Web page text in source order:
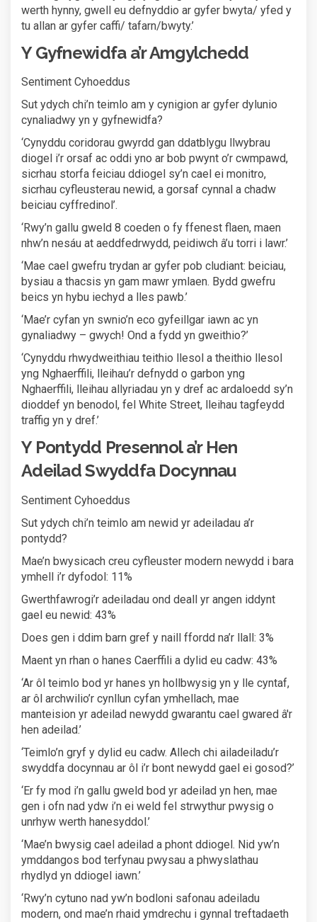
werth hynny, gwell eu defnyddio ar gyfer bwyta/ yfed y
tu allan ar gyfer caffi/ tafarn/bwyty.’
Y Gyfnewidfa a’r Amgylchedd
Sentiment Cyhoeddus
Sut ydych chi’n teimlo am y cynigion ar gyfer dylunio
cynaliadwy yn y gyfnewidfa?
‘Cynyddu coridorau gwyrdd gan ddatblygu llwybrau
diogel i’r orsaf ac oddi yno ar bob pwynt o’r cwmpawd,
sicrhau storfa feiciau ddiogel sy’n cael ei monitro,
sicrhau cyfleusterau newid, a gorsaf cynnal a chadw
beiciau cyffredinol’.
‘Rwy’n gallu gweld 8 coeden o fy ffenest flaen, maen
nhw’n nesáu at aeddfedrwydd, peidiwch â’u torri i lawr.’
‘Mae cael gwefru trydan ar gyfer pob cludiant: beiciau,
bysiau a thacsis yn gam mawr ymlaen. Bydd gwefru
beics yn hybu iechyd a lles pawb.’
‘Mae’r cyfan yn swnio’n eco gyfeillgar iawn ac yn
gynaliadwy – gwych! Ond a fydd yn gweithio?’
‘Cynyddu rhwydweithiau teithio llesol a theithio llesol
yng Nghaerffili, lleihau’r defnydd o garbon yng
Nghaerffili, lleihau allyriadau yn y dref ac ardaloedd sy’n
dioddef yn benodol, fel White Street, lleihau tagfeydd
traffig yn y dref.’
Y Pontydd Presennol a’r Hen
Adeilad Swyddfa Docynnau
Sentiment Cyhoeddus
Sut ydych chi’n teimlo am newid yr adeiladau a’r
pontydd?
Mae’n bwysicach creu cyfleuster modern newydd i bara
ymhell i’r dyfodol: 11%
Gwerthfawrogi’r adeiladau ond deall yr angen iddynt
gael eu newid: 43%
Does gen i ddim barn gref y naill ffordd na’r llall: 3%
Maent yn rhan o hanes Caerffili a dylid eu cadw: 43%
‘Ar ôl teimlo bod yr hanes yn hollbwysig yn y lle cyntaf,
ar ôl archwilio’r cynllun cyfan ymhellach, mae
manteision yr adeilad newydd gwarantu cael gwared â'r
hen adeilad.’
‘Teimlo’n gryf y dylid eu cadw. Allech chi ailadeiladu’r
swyddfa docynnau ar ôl i’r bont newydd gael ei gosod?’
‘Er fy mod i’n gallu gweld bod yr adeilad yn hen, mae
gen i ofn nad ydw i’n ei weld fel strwythur pwysig o
unrhyw werth hanesyddol.’
‘Mae’n bwysig cael adeilad a phont ddiogel. Nid yw’n
ymddangos bod terfynau pwysau a phwyslathau
rhydlyd yn ddiogel iawn.’
‘Rwy’n cytuno nad yw’n bodloni safonau adeiladu
modern, ond mae’n rhaid ymdrechu i gynnal treftadaeth